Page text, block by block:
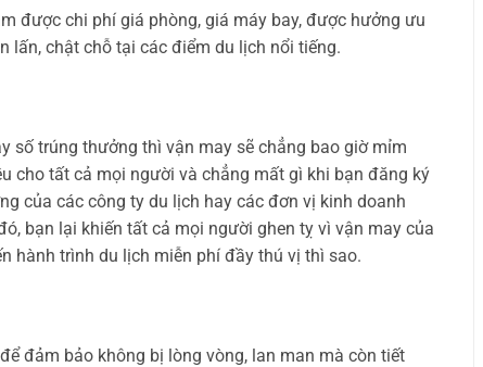
được chi phí giá phòng, giá máy bay, được hưởng ưu
lấn, chật chỗ tại các điểm du lịch nổi tiếng.
số trúng thưởng thì vận may sẽ chẳng bao giờ mỉm
cho tất cả mọi người và chẳng mất gì khi bạn đăng ký
của các công ty du lịch hay các đơn vị kinh doanh
bạn lại khiến tất cả mọi người ghen tỵ vì vận may của
hành trình du lịch miễn phí đầy thú vị thì sao.
đảm bảo không bị lòng vòng, lan man mà còn tiết